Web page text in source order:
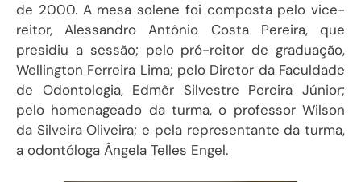
de 2000. A mesa solene foi composta pelo vice-
reitor, Alessandro Antônio Costa Pereira, que
presidiu a sessão; pelo pró-reitor de graduação,
Wellington Ferreira Lima; pelo Diretor da Faculdade
de Odontologia, Edmêr Silvestre Pereira Júnior;
pelo homenageado da turma, o professor Wilson
da Silveira Oliveira; e pela representante da turma,
a odontóloga Ângela Telles Engel.